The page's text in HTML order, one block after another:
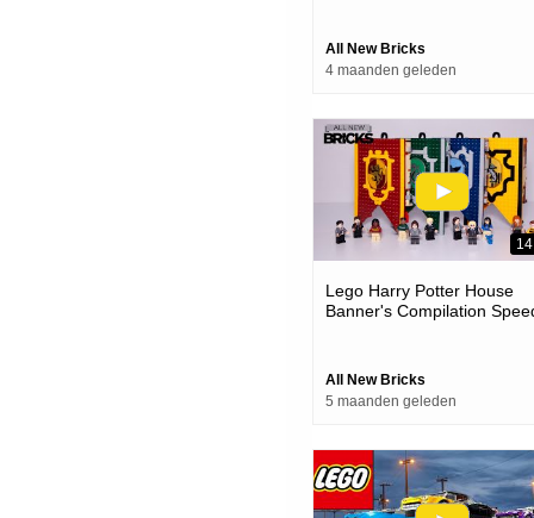
All New Bricks
4 maanden geleden
Lego Harry Potter House
Banner's Compilation
All New Bricks
5 maanden geleden